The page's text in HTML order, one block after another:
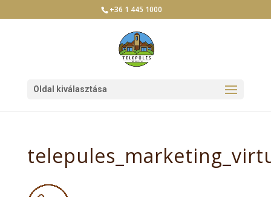
+36 1 445 1000
Oldal kiválasztása